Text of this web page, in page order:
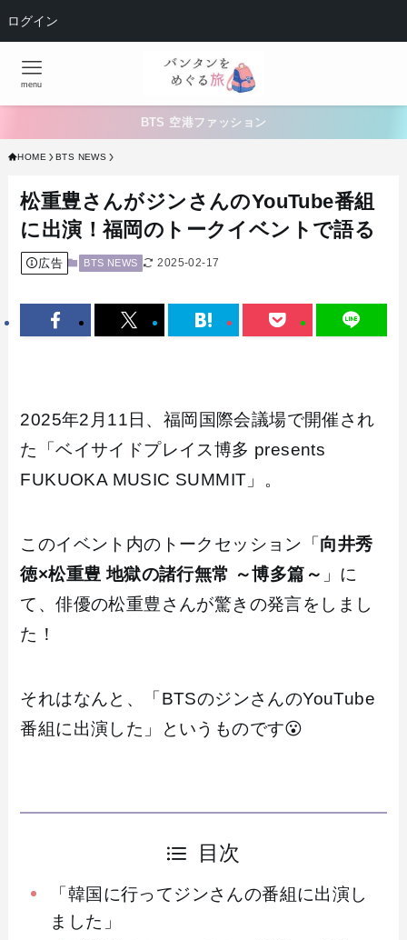
ログイン
menu
BTS 空港ファッション
HOME BTS NEWS
松重豊さんがジンさんのYouTube番組
に出演！福岡のトークイベントで語る
広告 BTS NEWS 2025-02-17
2025年2月11日、福岡国際会議場で開催され
た「ベイサイドプレイス博多 presents
FUKUOKA MUSIC SUMMIT」。
このイベント内のトークセッション「 向井秀
徳×松重豊 地獄の諸行無常 ～博多篇～ 」に
て、俳優の松重豊さんが驚きの発言をしまし
た！
それはなんと、「BTSのジンさんのYouTube
番組に出演した」というものです😮
目次
「韓国に行ってジンさんの番組に出演し
ました」